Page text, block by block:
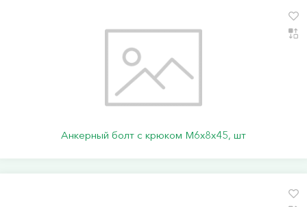
Анкерный болт с крюком М6х8х45, шт